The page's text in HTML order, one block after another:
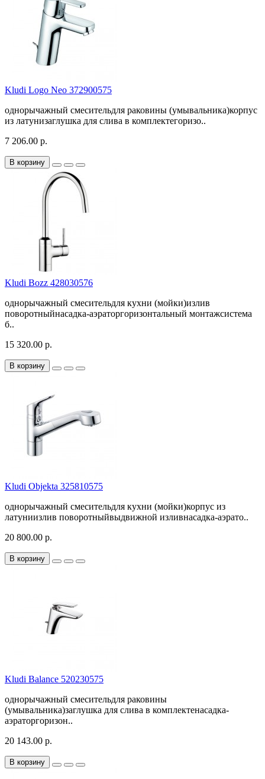
Kludi Logo Neo 372900575
однорычажный смесительдля раковины (умывальника)корпус
из латунизаглушка для слива в комплектегоризо..
7 206.00 р.
В корзину
Kludi Bozz 428030576
однорычажный смесительдля кухни (мойки)излив
поворотныйнасадка-аэраторгоризонтальный монтажсистема
б..
15 320.00 р.
В корзину
Kludi Objekta 325810575
однорычажный смесительдля кухни (мойки)корпус из
латуниизлив поворотныйвыдвижной изливнасадка-аэрато..
20 800.00 р.
В корзину
Kludi Balance 520230575
однорычажный смесительдля раковины
(умывальника)заглушка для слива в комплектенасадка-
аэраторгоризон..
20 143.00 р.
В корзину